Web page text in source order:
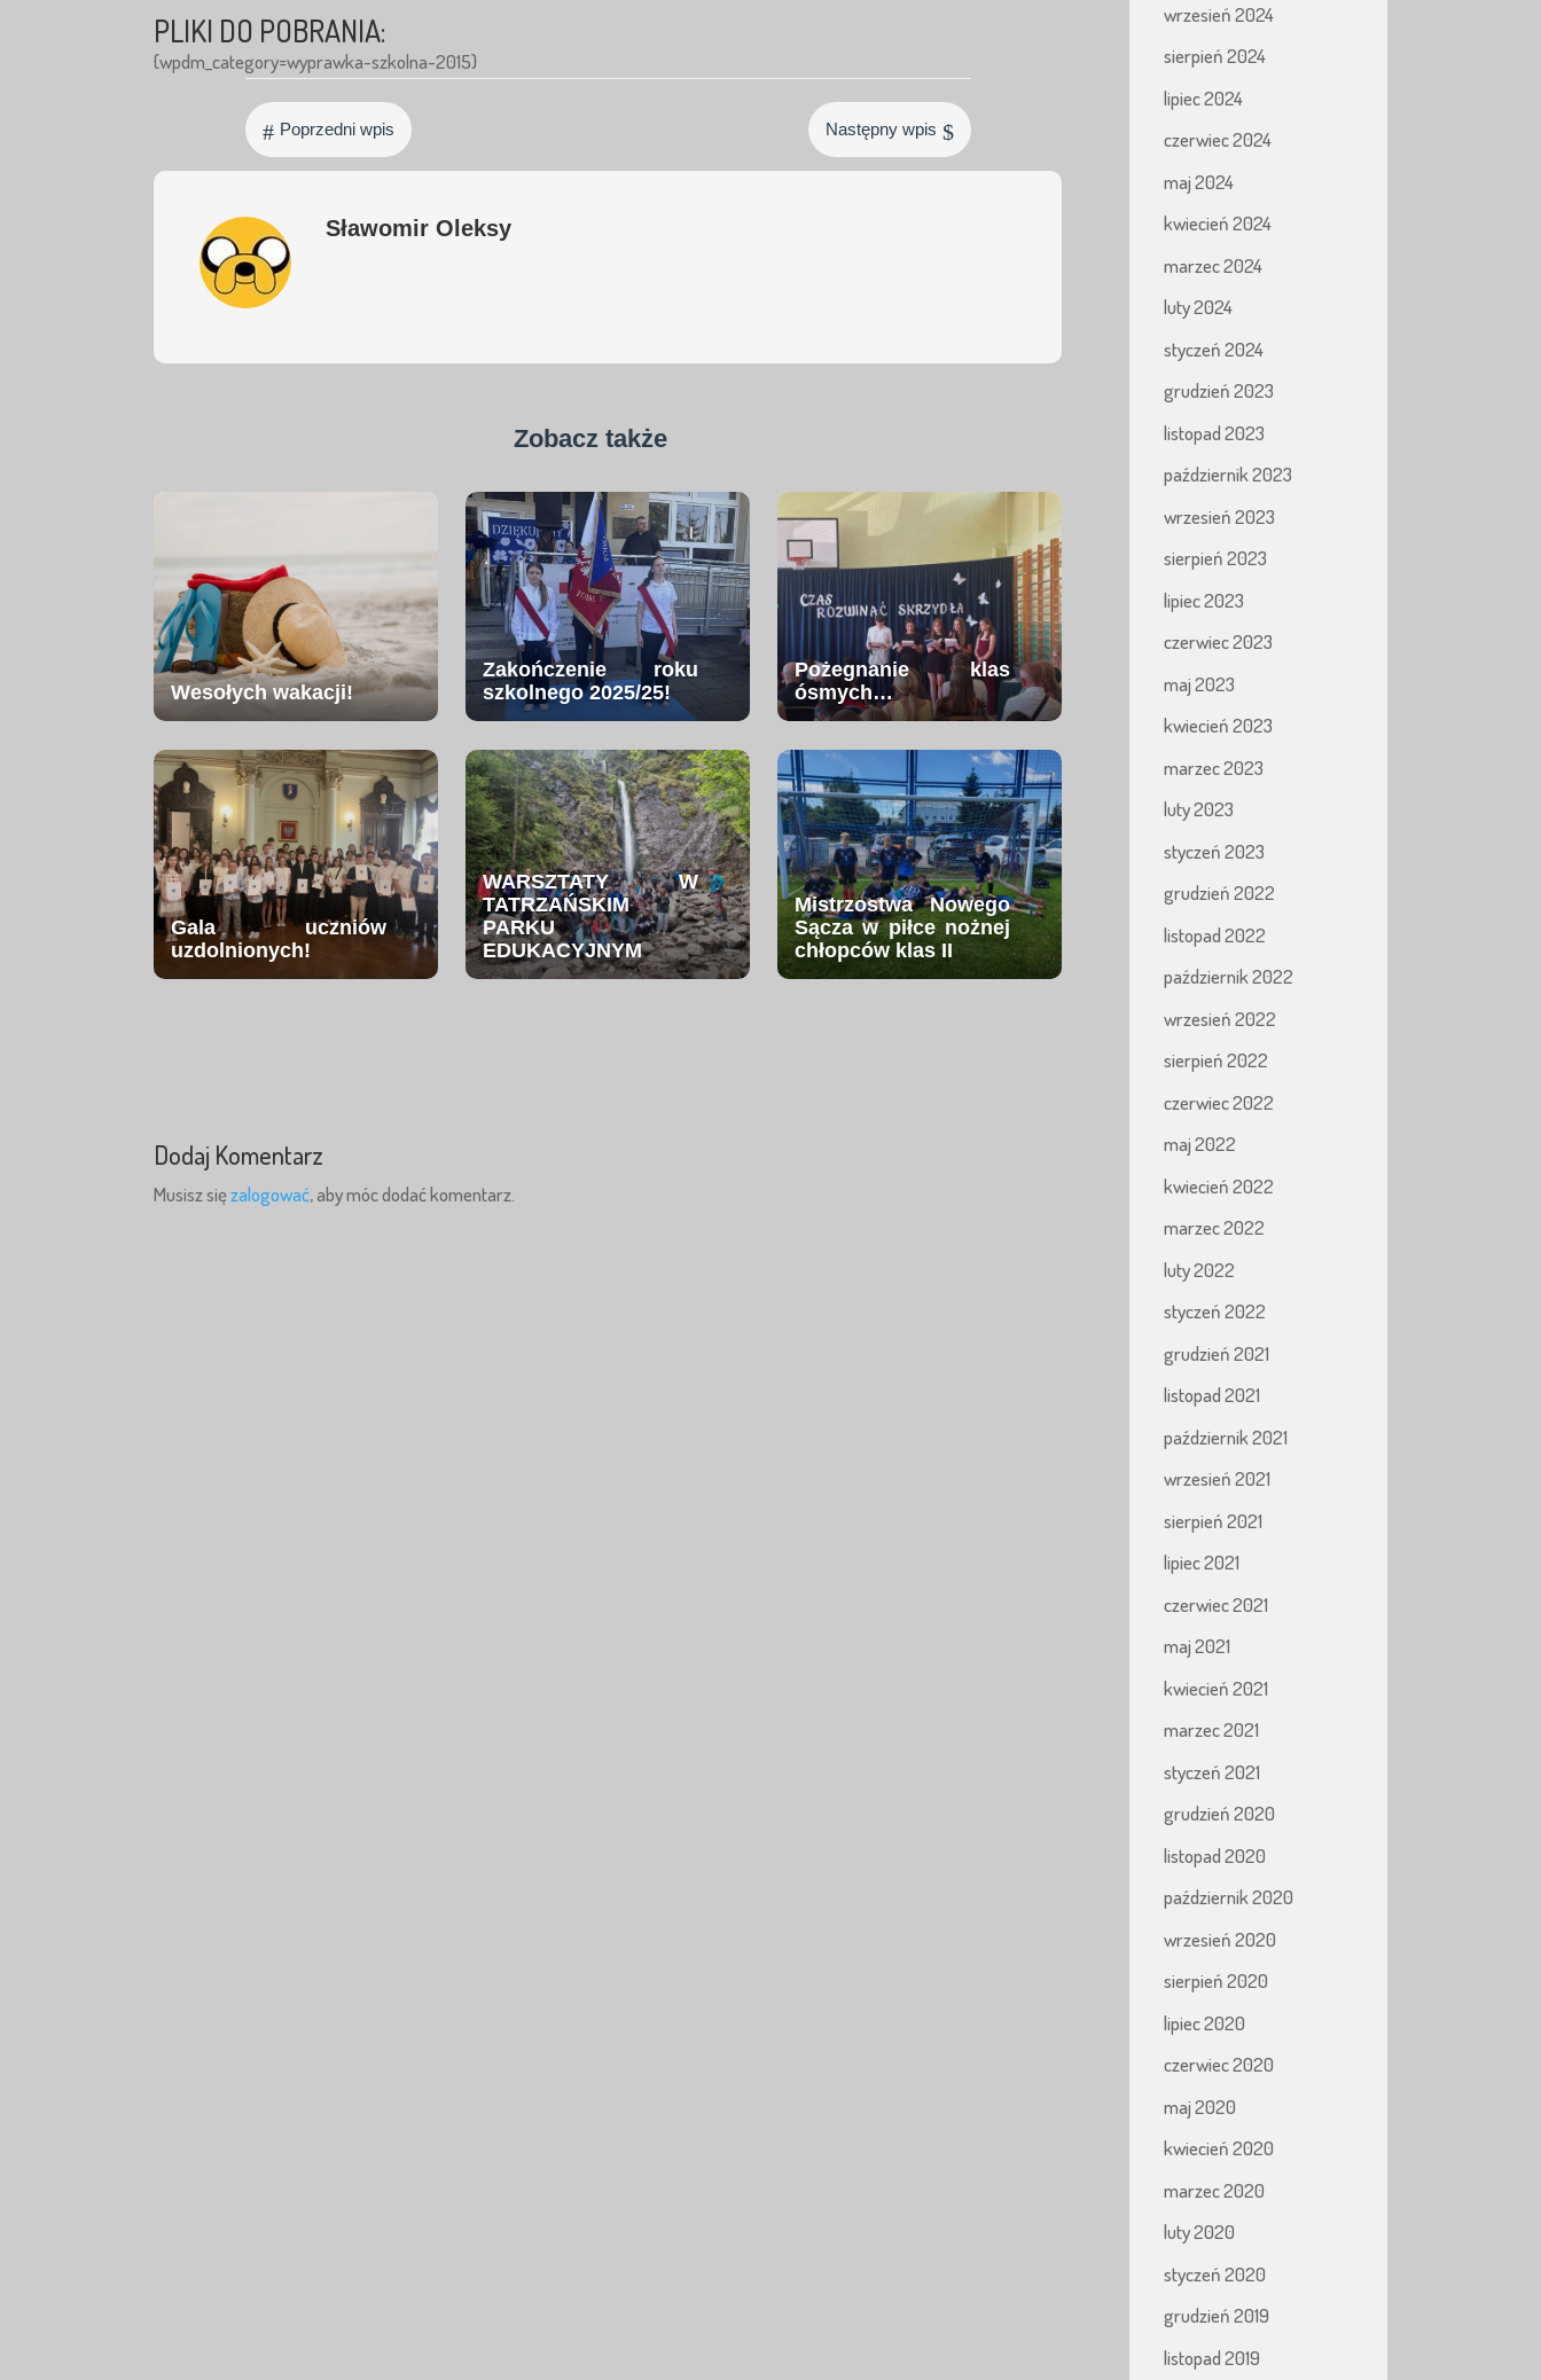
PLIKI DO POBRANIA:
{wpdm_category=wyprawka-szkolna-2015}
# Poprzedni wpis Następny wpis $
Sławomir Oleksy
Zobacz także
Wesołych wakacji!
Zakończenie roku
szkolnego 2025/25!
Pożegnanie klas
ósmych…
Gala uczniów
uzdolnionych!
WARSZTATY W
TATRZAŃSKIM
PARKU
EDUKACYJNYM
Mistrzostwa Nowego
Sącza w piłce nożnej
chłopców klas II
Dodaj Komentarz
Musisz sięzalogować, aby móc dodać komentarz.
wrzesień 2024
sierpień 2024
lipiec 2024
czerwiec 2024
maj 2024
kwiecień 2024
marzec 2024
luty 2024
styczeń 2024
grudzień 2023
listopad 2023
październik 2023
wrzesień 2023
sierpień 2023
lipiec 2023
czerwiec 2023
maj 2023
kwiecień 2023
marzec 2023
luty 2023
styczeń 2023
grudzień 2022
listopad 2022
październik 2022
wrzesień 2022
sierpień 2022
czerwiec 2022
maj 2022
kwiecień 2022
marzec 2022
luty 2022
styczeń 2022
grudzień 2021
listopad 2021
październik 2021
wrzesień 2021
sierpień 2021
lipiec 2021
czerwiec 2021
maj 2021
kwiecień 2021
marzec 2021
styczeń 2021
grudzień 2020
listopad 2020
październik 2020
wrzesień 2020
sierpień 2020
lipiec 2020
czerwiec 2020
maj 2020
kwiecień 2020
marzec 2020
luty 2020
styczeń 2020
grudzień 2019
listopad 2019